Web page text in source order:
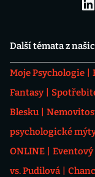
Další témata z
Moje Psychologie
Fantasy
Blesku
psychologické
ONLINE
vs. Pudilová